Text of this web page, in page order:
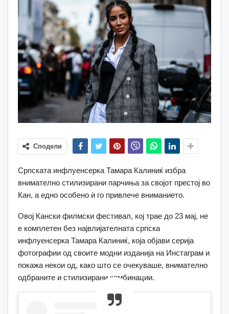
Сподели
Српската инфлуенсерка Тамара Калиниќ избра
внимателно стилизирани парчиња за својот престој во
Кан, а едно особено ѝ го привлече вниманието.
Овој Кански филмски фестивал, кој трае до 23 мај, не
е комплетен без највлијателната српска
инфлуенсерка Тамара Калиниќ, која објави серија
фотографии од своите модни изданија на Инстаграм и
покажа некои од, како што се очекуваше, внимателно
одбраните и стилизирани комбинации.